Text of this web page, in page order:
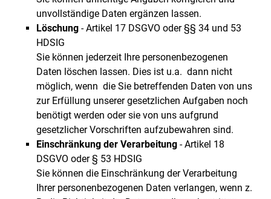
unvollständige Daten ergänzen lassen.
Löschung - Artikel 17 DSGVO oder §§ 34 und 53
HDSIG
Sie können jederzeit Ihre personenbezogenen
Daten löschen lassen. Dies ist u.a. dann nicht
möglich, wenn die Sie betreffenden Daten von uns
zur Erfüllung unserer gesetzlichen Aufgaben noch
benötigt werden oder sie von uns aufgrund
gesetzlicher Vorschriften aufzubewahren sind.
Einschränkung der Verarbeitung - Artikel 18
DSGVO oder § 53 HDSIG
Sie können die Einschränkung der Verarbeitung
Ihrer personenbezogenen Daten verlangen, wenn z.